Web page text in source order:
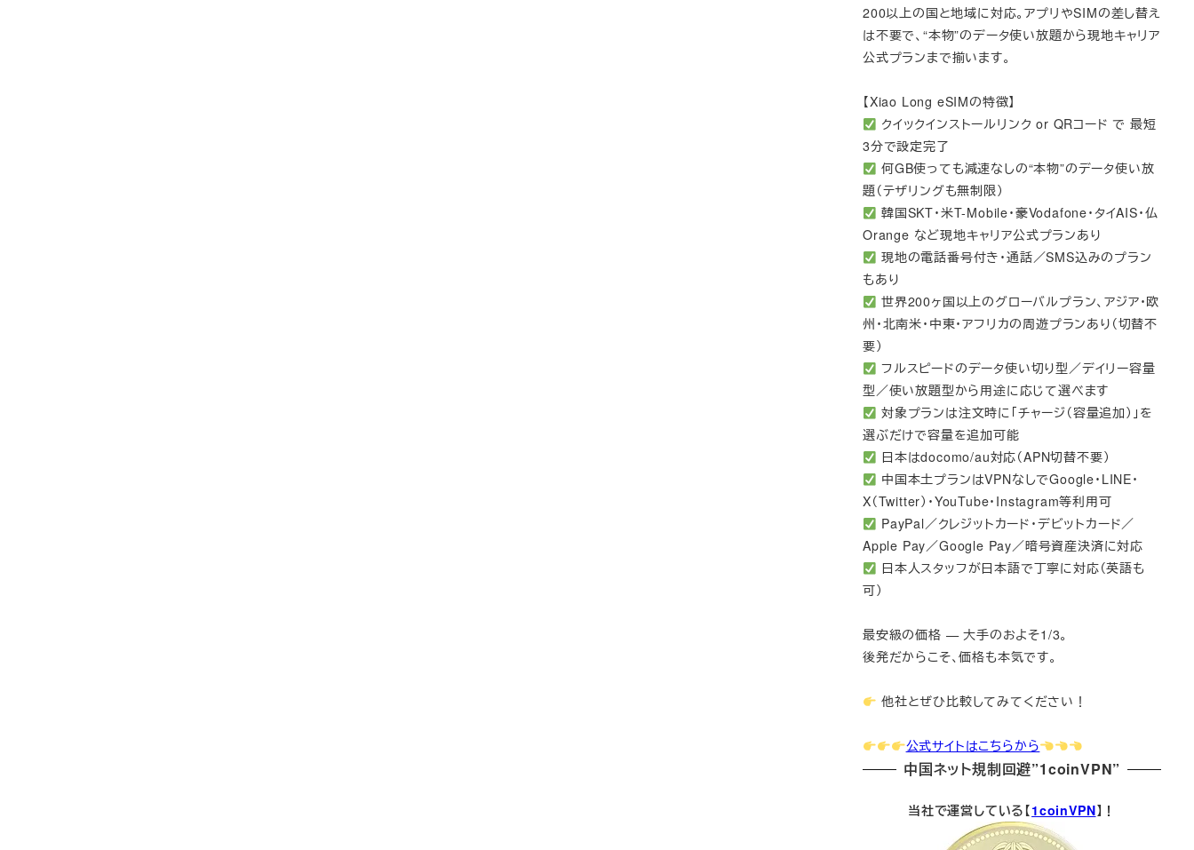
200以上の国と地域に対応。アプリやSIMの差し替え
は不要で、“本物”のデータ使い放題から現地キャリア
公式プランまで揃います。
【Xiao Long eSIMの特徴】
クイックインストールリンク or QRコード で 最短
3分で設定完了
何GB使っても減速なしの“本物”のデータ使い放
題（テザリングも無制限）
韓国SKT・米T-Mobile・豪Vodafone・タイAIS・仏
Orange など現地キャリア公式プランあり
現地の電話番号付き・通話／SMS込みのプラン
もあり
世界200ヶ国以上のグローバルプラン、アジア・欧
州・北南米・中東・アフリカの周遊プランあり（切替不
要）
フルスピードのデータ使い切り型／デイリー容量
型／使い放題型から用途に応じて選べます
対象プランは注文時に「チャージ（容量追加）」を
選ぶだけで容量を追加可能
日本はdocomo/au対応（APN切替不要）
中国本土プランはVPNなしでGoogle・LINE・
X（Twitter）・YouTube・Instagram等利用可
PayPal／クレジットカード・デビットカード／
Apple Pay／Google Pay／暗号資産決済に対応
日本人スタッフが日本語で丁寧に対応（英語も
可）
最安級の価格 — 大手のおよそ1/3。
後発だからこそ、価格も本気です。
他社とぜひ比較してみてください！
公式サイトはこちらから
中国ネット規制回避”1coinVPN”
当社で運営している【1coinVPN】！